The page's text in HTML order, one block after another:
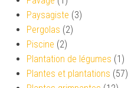
Paysagiste (3)
Pergolas (2)
Piscine (2)
Plantation de légumes (1)
Plantes et plantations (57)